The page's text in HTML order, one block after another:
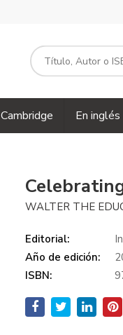
Cambridge En inglés
WALTER THE
Editorial:
Año de edición:
ISBN: